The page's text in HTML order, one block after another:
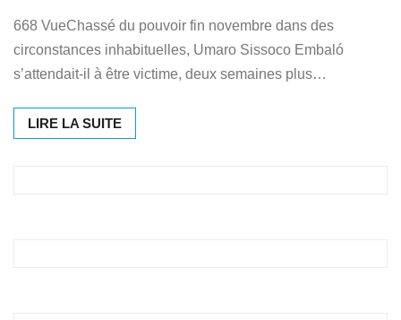
668 VueChassé du pouvoir fin novembre dans des
circonstances inhabituelles, Umaro Sissoco Embaló
s’attendait-il à être victime, deux semaines plus…
LIRE LA SUITE